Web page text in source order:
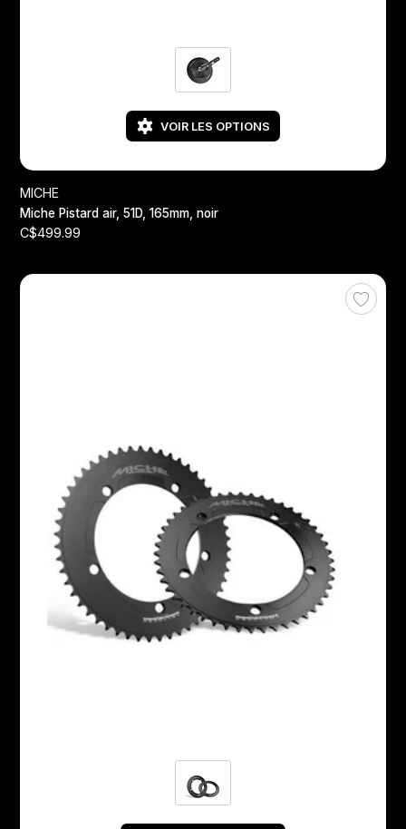
VOIR LES OPTIONS
MICHE
Miche Pistard air, 51D, 165mm, noir
C$499.99